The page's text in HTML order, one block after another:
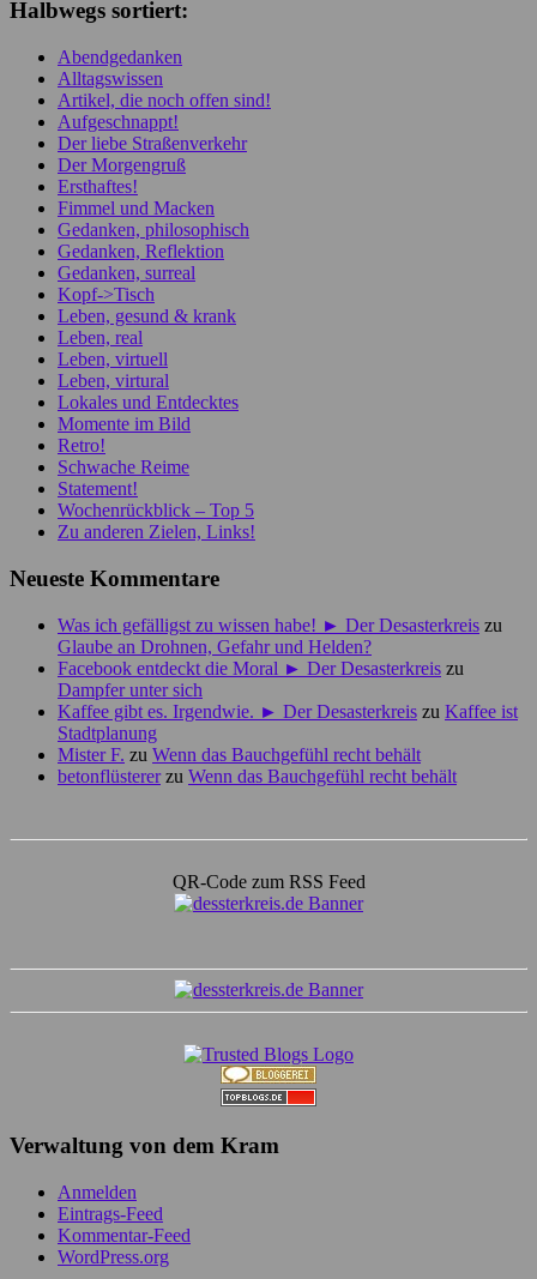
Halbwegs sortiert:
Abendgedanken
Alltagswissen
Artikel, die noch offen sind!
Aufgeschnappt!
Der liebe Straßenverkehr
Der Morgengruß
Ersthaftes!
Fimmel und Macken
Gedanken, philosophisch
Gedanken, Reflektion
Gedanken, surreal
Kopf->Tisch
Leben, gesund & krank
Leben, real
Leben, virtuell
Leben, virtural
Lokales und Entdecktes
Momente im Bild
Retro!
Schwache Reime
Statement!
Wochenrückblick – Top 5
Zu anderen Zielen, Links!
Neueste Kommentare
Was ich gefälligst zu wissen habe! ► Der Desasterkreis zu
Glaube an Drohnen, Gefahr und Helden?
Facebook entdeckt die Moral ► Der Desasterkreis zu
Dampfer unter sich
Kaffee gibt es. Irgendwie. ► Der Desasterkreis zu Kaffee ist
Stadtplanung
Mister F. zu Wenn das Bauchgefühl recht behält
betonflüstererzu Wenn das Bauchgefühl recht behält
QR-Code zum RSS Feed
Verwaltung von dem Kram
Anmelden
Eintrags-Feed
Kommentar-Feed
WordPress.org